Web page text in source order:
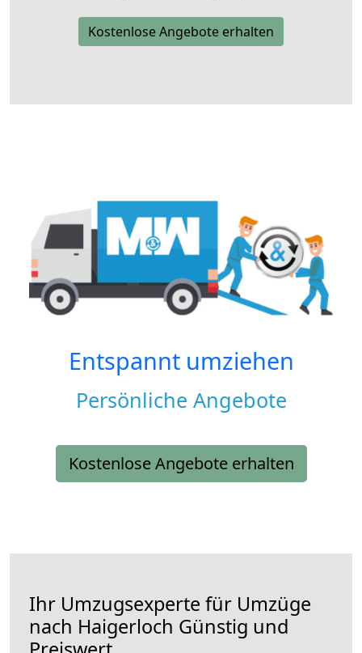
Kostenlose Angebote erhalten
Entspannt umziehen
Persönliche Angebote
Kostenlose Angebote erhalten
Ihr Umzugsexperte für Umzüge
nach Haigerloch Günstig und